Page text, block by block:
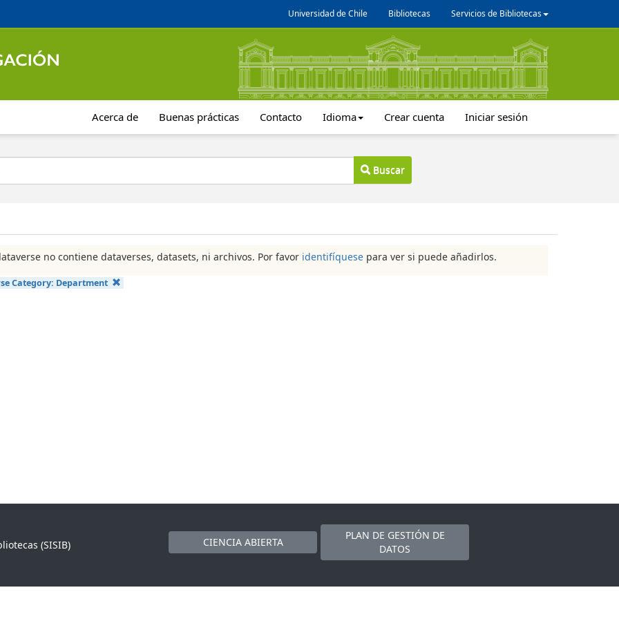
Universidad de Chile Bibliotecas Servicios de Bibliotecas
Acerca de Buenas prácticas Contacto Idioma Crear cuenta Iniciar sesión
Buscar
no contiene dataverses, datasets, ni archivos. Por favor identifíquese para ver si puede añadirlos.
Category: Department
(SISIB)
CIENCIA ABIERTA
PLAN DE GESTIÓN DE
DATOS